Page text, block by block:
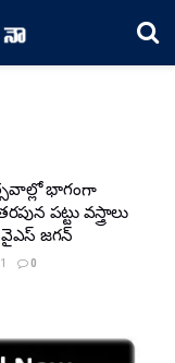
భాగంగా
పట్టు వస్త్రాలు
వైఎస్ జగన్
0